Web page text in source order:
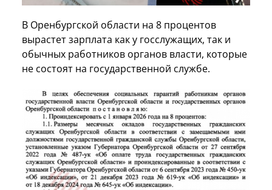
В Оренбургской области на 8 процентов
вырастет зарплата как у госслужащих, так и
обычных работников органов власти, которые
не состоят на государственной службе.